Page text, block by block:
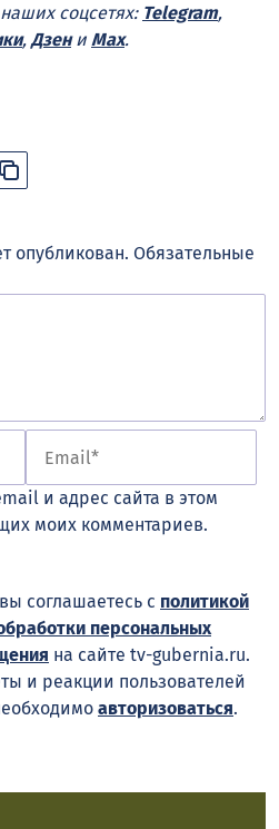
соцсетях: Telegram,
, Дзени Max.
опубликован. Обязательные
и адрес сайта в этом
моих комментариев.
соглашаетесь с политикой
персональных
на сайте tv-gubernia.ru.
и реакции пользователей
авторизоваться.